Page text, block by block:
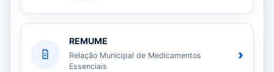
REMUME
Relação Municipal de Medicamentos
Essenciais
›